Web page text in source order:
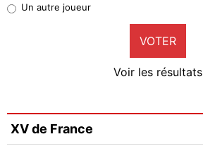
9%
Faris Moumbagna
4%
Un autre joueur
VOTER
Voir les résultats
XV de France